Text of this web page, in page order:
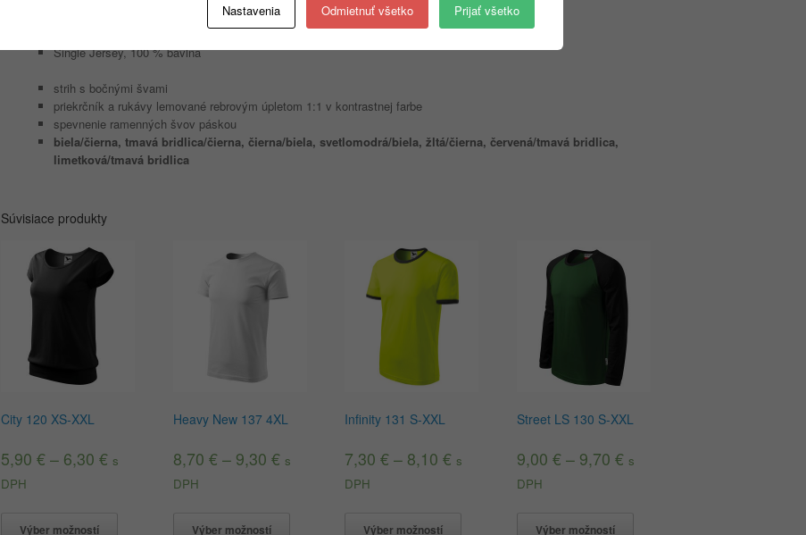
Single Jersey, 100 % bavlna
strih s bočnými švami
priekrčník a rukávy lemované rebrovým úpletom 1:1 v kontrastnej farbe
spevnenie ramenných švov páskou
biela/čierna, tmavá bridlica/čierna, čierna/biela, svetlomodrá/biela, žltá/čierna, červená/tmavá bridlica,
limetková/tmavá bridlica
Súvisiace produkty
City 120 XS-XXL
5,90€ – 6,30€ s
DPH
Výber možností
Heavy New 137 4XL
8,70 €– 9,30 € s
DPH
Výber možností
Infinity 131 S-XXL
7,30€ – 8,10€ s
DPH
Výber možností
Street LS 130 S-XXL
9,00 €– 9,70 € s
DPH
Výber možností
Nastavenia Odmietnuť všetko Prijať všetko